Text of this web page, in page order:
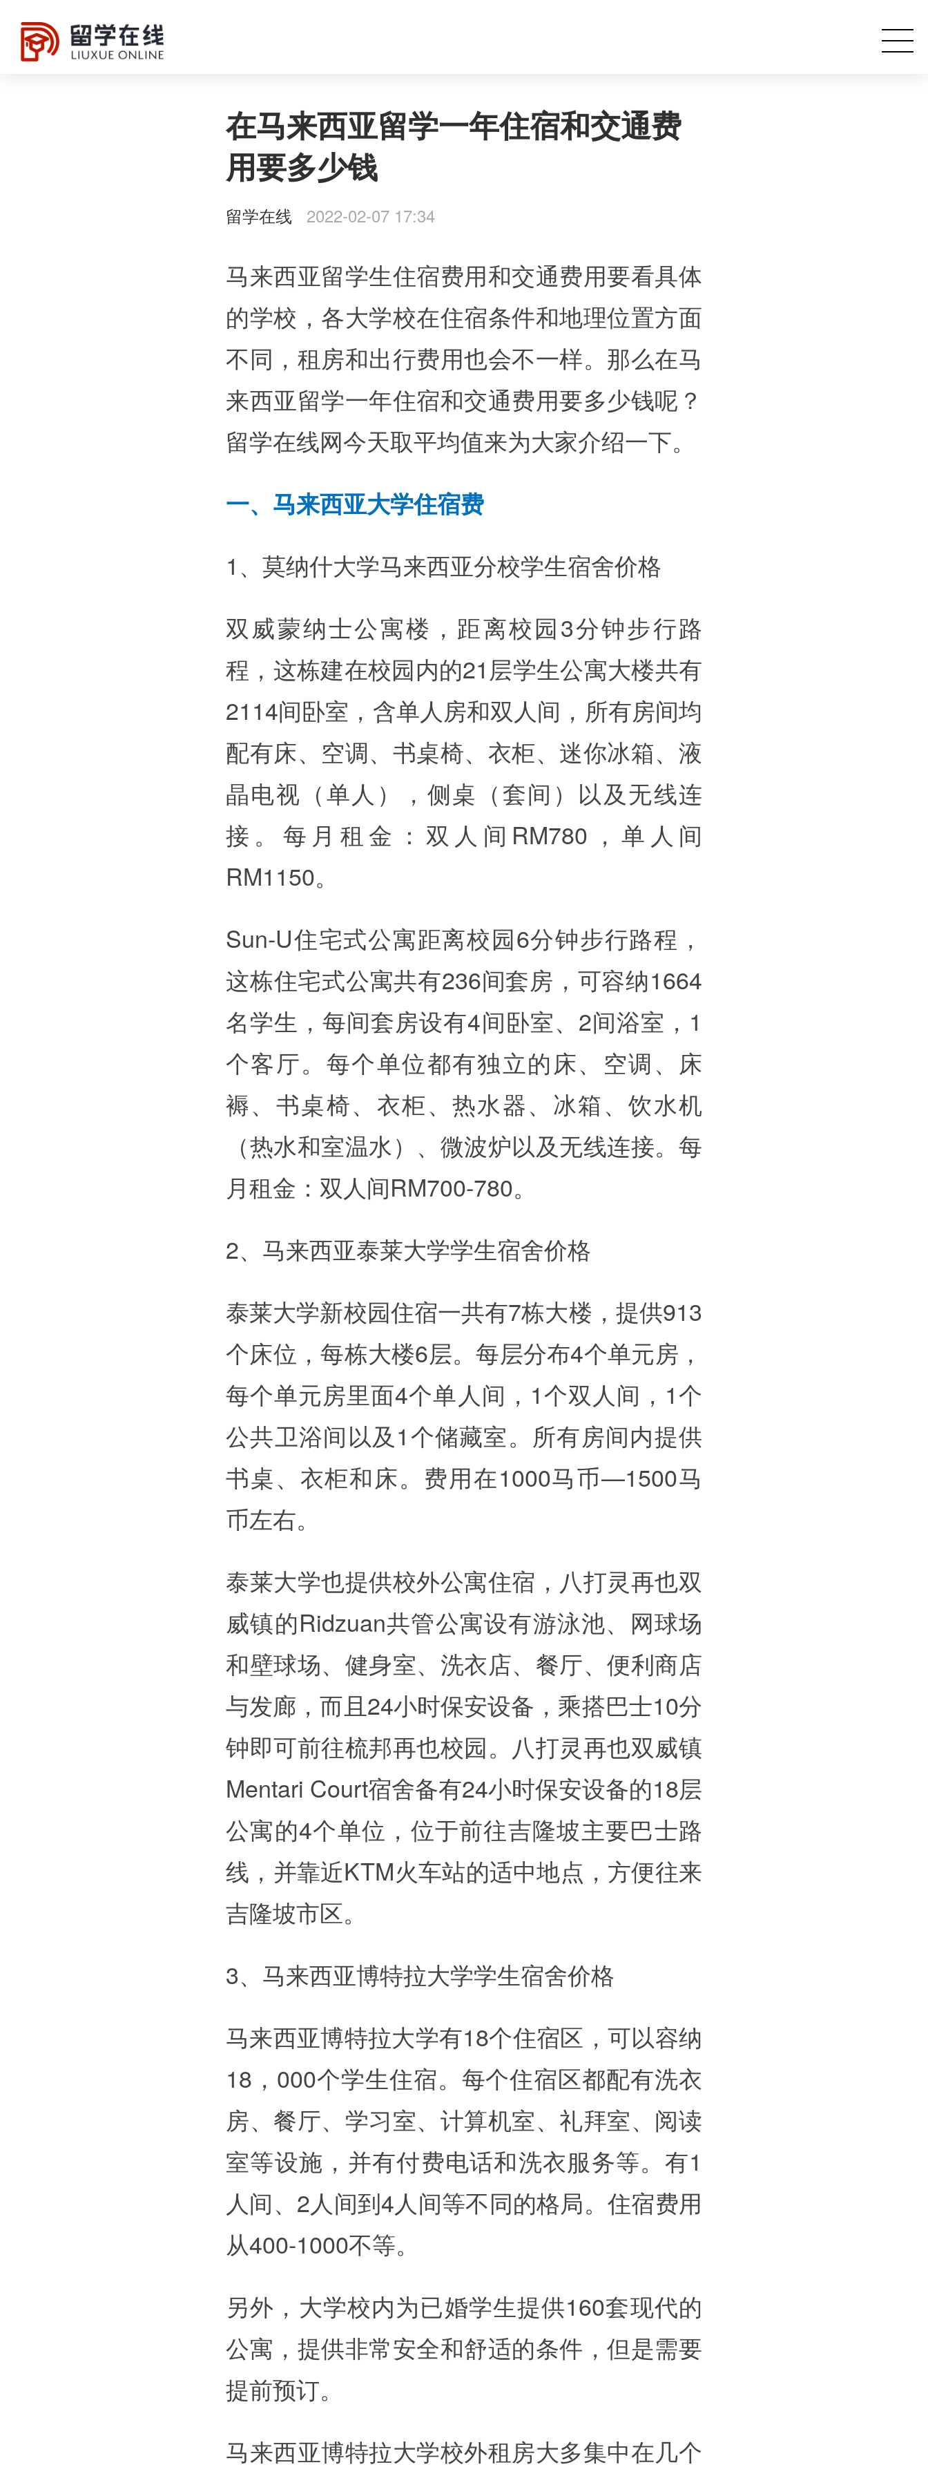
在马来西亚留学一年住宿和交通费
用要多少钱
留学在线 2022-02-07 17:34
马来西亚留学生住宿费用和交通费用要看具体
的学校，各大学校在住宿条件和地理位置方面
不同，租房和出行费用也会不一样。那么在马
来西亚留学一年住宿和交通费用要多少钱呢？
留学在线网今天取平均值来为大家介绍一下。
一、马来西亚大学住宿费
1、莫纳什大学马来西亚分校学生宿舍价格
双威蒙纳士公寓楼，距离校园3分钟步行路
程，这栋建在校园内的21层学生公寓大楼共有
2114间卧室，含单人房和双人间，所有房间均
配有床、空调、书桌椅、衣柜、迷你冰箱、液
晶电视（单人），侧桌（套间）以及无线连
接。每月租金：双人间RM780，单人间
RM1150。
Sun-U住宅式公寓距离校园6分钟步行路程，
这栋住宅式公寓共有236间套房，可容纳1664
名学生，每间套房设有4间卧室、2间浴室，1
个客厅。每个单位都有独立的床、空调、床
褥、书桌椅、衣柜、热水器、冰箱、饮水机
（热水和室温水）、微波炉以及无线连接。每
月租金：双人间RM700-780。
2、马来西亚泰莱大学学生宿舍价格
泰莱大学新校园住宿一共有7栋大楼，提供913
个床位，每栋大楼6层。每层分布4个单元房，
每个单元房里面4个单人间，1个双人间，1个
公共卫浴间以及1个储藏室。所有房间内提供
书桌、衣柜和床。费用在1000马币—1500马
币左右。
泰莱大学也提供校外公寓住宿，八打灵再也双
威镇的Ridzuan共管公寓设有游泳池、网球场
和壁球场、健身室、洗衣店、餐厅、便利商店
与发廊，而且24小时保安设备，乘搭巴士10分
钟即可前往梳邦再也校园。八打灵再也双威镇
Mentari Court宿舍备有24小时保安设备的18层
公寓的4个单位，位于前往吉隆坡主要巴士路
线，并靠近KTM火车站的适中地点，方便往来
吉隆坡市区。
3、马来西亚博特拉大学学生宿舍价格
马来西亚博特拉大学有18个住宿区，可以容纳
18，000个学生住宿。每个住宿区都配有洗衣
房、餐厅、学习室、计算机室、礼拜室、阅读
室等设施，并有付费电话和洗衣服务等。有1
人间、2人间到4人间等不同的格局。住宿费用
从400-1000不等。
另外，大学校内为已婚学生提供160套现代的
公寓，提供非常安全和舒适的条件，但是需要
提前预订。
马来西亚博特拉大学校外租房大多集中在几个